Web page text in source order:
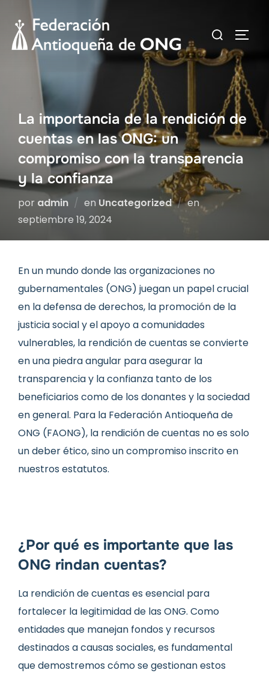
contenido
Buscar:
La importancia de la rendición de
cuentas en las ONG: un
compromiso con la transparencia
y la confianza
por admin en Uncategorized enPublicado
septiembre 19, 2024
En un mundo donde las organizaciones no
gubernamentales (ONG) juegan un papel crucial
en la defensa de derechos, la promoción de la
justicia social y el apoyo a comunidades
vulnerables, la rendición de cuentas se convierte
en una piedra angular para asegurar la
transparencia y la confianza tanto de los
beneficiarios como de los donantes y la sociedad
en general. Para la Federación Antioqueña de
ONG (FAONG), la rendición de cuentas no es solo
un deber ético, sino un compromiso inscrito en
nuestros estatutos.
¿Por qué es importante que las
ONG rindan cuentas?
La rendición de cuentas es esencial para
fortalecer la legitimidad de las ONG. Como
entidades que manejan fondos y recursos
destinados a causas sociales, es fundamental
que demostremos cómo se gestionan estos